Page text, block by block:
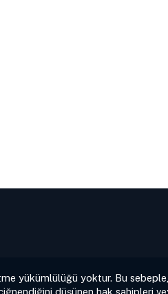
yükümlülüğü yoktur. Bu
düşünen hak sahipleri